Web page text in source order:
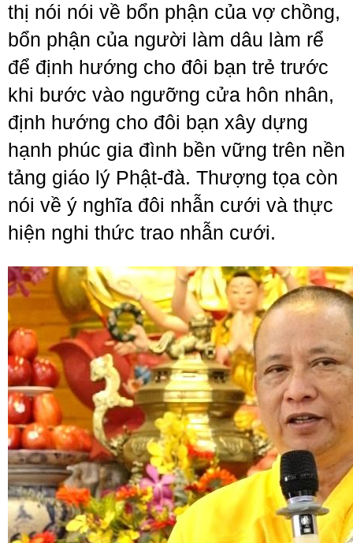
thị nói nói về bổn phận của vợ chồng,
bổn phận của người làm dâu làm rể
để định hướng cho đôi bạn trẻ trước
khi bước vào ngưỡng cửa hôn nhân,
định hướng cho đôi bạn xây dựng
hạnh phúc gia đình bền vững trên nền
tảng giáo lý Phật-đà. Thượng tọa còn
nói về ý nghĩa đôi nhẫn cưới và thực
hiện nghi thức trao nhẫn cưới.